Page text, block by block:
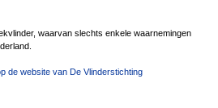
waarvan slechts enkele waarnemingen
de website van De Vlinderstichting